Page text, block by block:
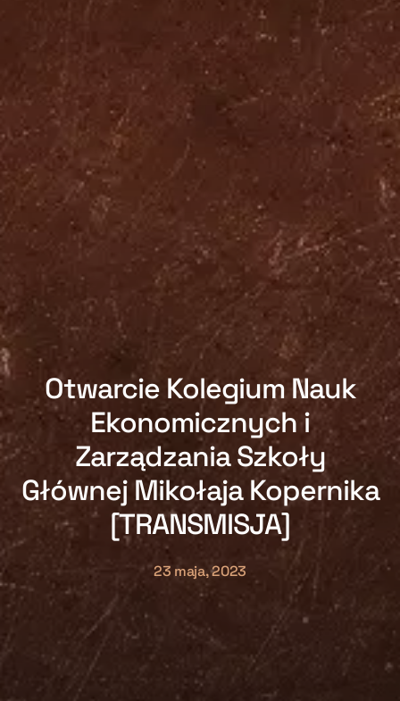
Otwarcie Kolegium Nauk
Ekonomicznych i
Zarządzania Szkoły
Głównej Mikołaja Kopernika
[TRANSMISJA]
23 maja, 2023